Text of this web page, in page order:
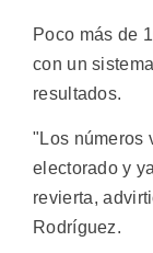
Poco más de
con un
resultados.
"Los números
electorado y
revierta,
Rodríguez.